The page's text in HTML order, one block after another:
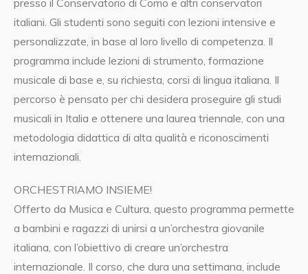
italiani. Gli studenti sono seguiti con lezioni intensive e
personalizzate, in base al loro livello di competenza. Il
programma include lezioni di strumento, formazione
musicale di base e, su richiesta, corsi di lingua italiana. Il
percorso è pensato per chi desidera proseguire gli studi
musicali in Italia e ottenere una laurea triennale, con una
metodologia didattica di alta qualità e riconoscimenti
internazionali.
ORCHESTRIAMO INSIEME!
Offerto da Musica e Cultura, questo programma permette
a bambini e ragazzi di unirsi a un’orchestra giovanile
italiana, con l’obiettivo di creare un’orchestra
internazionale. Il corso, che dura una settimana, include